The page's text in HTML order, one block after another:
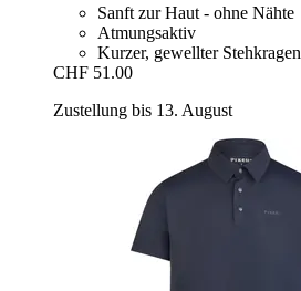
Sanft zur Haut - ohne Nähte
Atmungsaktiv
Kurzer, gewellter Stehkragen
CHF 51.00
Zustellung bis 13. August